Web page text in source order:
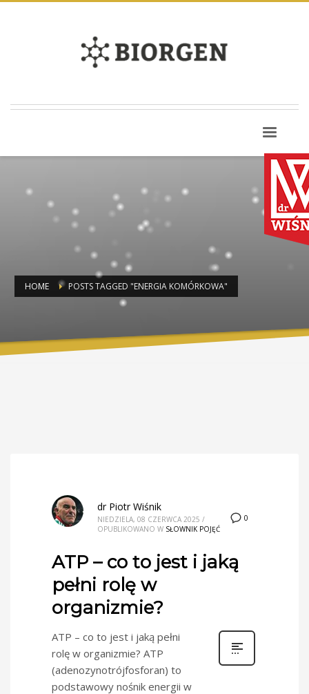
HOME POSTS TAGGED "ENERGIA KOMÓRKOWA"
0
dr Piotr Wiśnik
NIEDZIELA, 08 CZERWCA 2025 /
OPUBLIKOWANO W SŁOWNIK POJĘĆ
ATP – co to jest i jaką
pełni rolę w
organizmie?
ATP – co to jest i jaką pełni
rolę w organizmie? ATP
(adenozynotrójfosforan) to
podstawowy nośnik energii w